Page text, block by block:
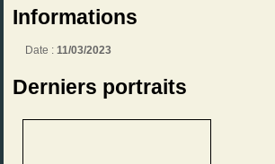
Informations
Date :11/03/2023
Derniers portraits